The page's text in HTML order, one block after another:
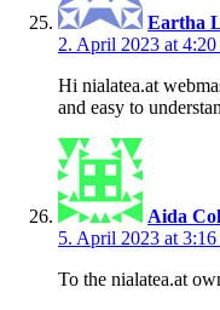
Eartha
2. April 2023 at 4:20
Hi nialatea.at
and easy to
Aida
5. April 2023 at 3:16
To the nialatea.at